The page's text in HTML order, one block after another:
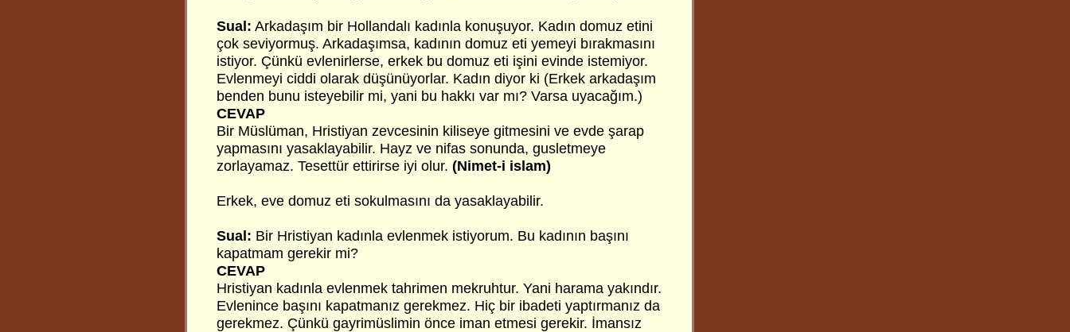
Sual: Arkadaşım bir Hollandalı kadınla konuşuyor. Kadın domuz etini
çok seviyormuş. Arkadaşımsa, kadının domuz eti yemeyi bırakmasını
istiyor. Çünkü evlenirlerse, erkek bu domuz eti işini evinde istemiyor.
Evlenmeyi ciddi olarak düşünüyorlar. Kadın diyor ki (Erkek arkadaşım
benden bunu isteyebilir mi, yani bu hakkı var mı? Varsa uyacağım.)
CEVAP
Bir Müslüman, Hristiyan zevcesinin kiliseye gitmesini ve evde şarap
yapmasını yasaklayabilir. Hayz ve nifas sonunda, gusletmeye
zorlayamaz. Tesettür ettirirse iyi olur. (Nimet-i islam)
Erkek, eve domuz eti sokulmasını da yasaklayabilir.
Sual: Bir Hristiyan kadınla evlenmek istiyorum. Bu kadının başını
kapatmam gerekir mi?
CEVAP
Hristiyan kadınla evlenmek tahrimen mekruhtur. Yani harama yakındır.
Evlenince başını kapatmanız gerekmez. Hiç bir ibadeti yaptırmanız da
gerekmez. Çünkü gayrimüslimin önce iman etmesi gerekir. İmansız